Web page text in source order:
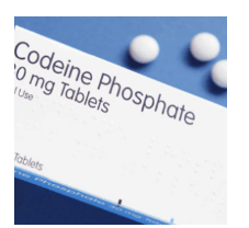
Price
range:
,287.90 kr
through
3